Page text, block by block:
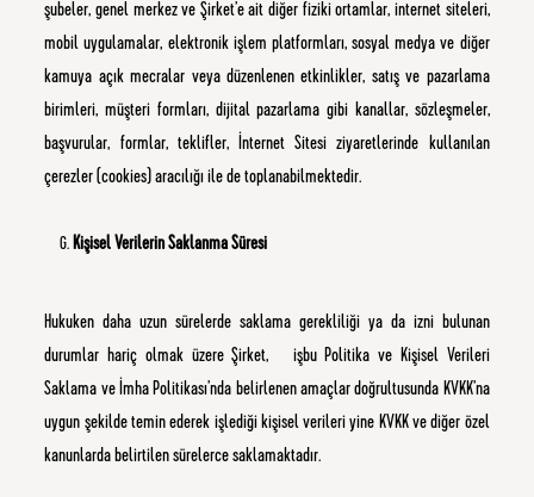
şubeler, genel merkez ve Şirket’e ait diğer fiziki ortamlar, internet siteleri,
mobil uygulamalar, elektronik işlem platformları, sosyal medya ve diğer
kamuya açık mecralar veya düzenlenen etkinlikler, satış ve pazarlama
birimleri, müşteri formları, dijital pazarlama gibi kanallar, sözleşmeler,
başvurular, formlar, teklifler, İnternet Sitesi ziyaretlerinde kullanılan
çerezler (cookies) aracılığı ile de toplanabilmektedir.
Kişisel Verilerin Saklanma Süresi
Hukuken daha uzun sürelerde saklama gerekliliği ya da izni bulunan
durumlar hariç olmak üzere Şirket, işbu Politika ve Kişisel Verileri
Saklama ve İmha Politikası’nda belirlenen amaçlar doğrultusunda KVKK’na
uygun şekilde temin ederek işlediği kişisel verileri yine KVKK ve diğer özel
kanunlarda belirtilen sürelerce saklamaktadır.